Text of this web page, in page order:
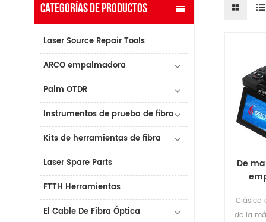
CATEGORÍAS DE PRODUCTOS
Laser Source Repair Tools
ARCO empalmadora
Palm OTDR
Instrumentos de prueba de fibra
Kits de herramientas de fibra
Laser Spare Parts
FTTH Herramientas
El Cable De Fibra Óptica
De
Clásico
de la